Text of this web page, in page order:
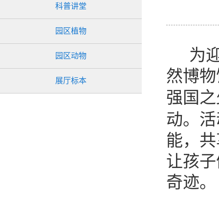
科普讲堂
园区植物
园区动物
展厅标本
为
然博
强国
动。
能，
让孩
奇迹。